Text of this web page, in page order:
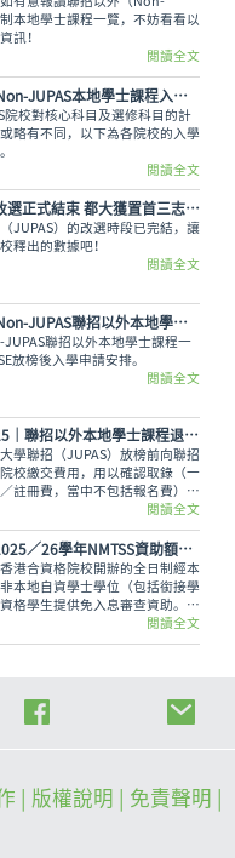
本地學士課程一覽，不妨看看以
訊！
閱讀全文
DSE2025｜Non-JUPAS本地學士課程入學計分方法
院校對核心科目及選修科目的計
略有不同，以下為各院校的入學
閱讀全文
熱話︱聯招改選正式結束 都大獲置首三志願數字上升
JUPAS）的改選時段已完結，讓
釋出的數據吧！
閱讀全文
DSE2025│Non-JUPAS聯招以外本地學士課程一般入學要求及DSE放榜後入學申請安排
聯招以外本地學士課程一
放榜後入學申請安排。
閱讀全文
DSE放榜2025│聯招以外本地學士課程退款安排（Non-JUPAS）
學聯招（JUPAS）放榜前向聯招
校繳交費用，用以確認取錄（一
註冊費，當中不包括報名費）。
放榜後，因應不同條件而向
排。
閱讀全文
一文睇清｜2025／26學年NMTSS資助額公布
港合資格院校開辦的全日制經本
本地自資學士學位（包括銜接學
格學生提供免入息審查資助。
資助金額為每年最高$35,120。
閱讀全文
| 版權說明
| 免責聲明 |